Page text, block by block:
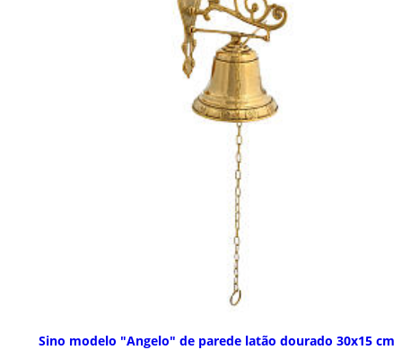
Sino modelo "Angelo" de parede latão dourado 30x15 cm